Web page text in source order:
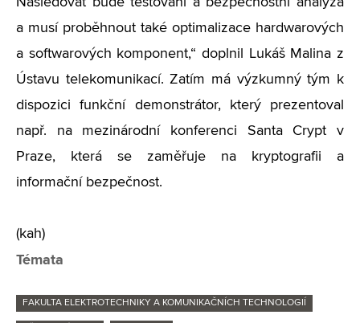
a musí proběhnout také optimalizace hardwarových
a softwarových komponent,“ doplnil Lukáš Malina z
Ústavu telekomunikací. Zatím má výzkumný tým k
dispozici funkční demonstrátor, který prezentoval
např. na mezinárodní konferenci Santa Crypt v
Praze, která se zaměřuje na kryptografii a
informační bezpečnost.
(kah)
Témata
FAKULTA ELEKTROTECHNIKY A KOMUNIKAČNÍCH TECHNOLOGIÍ